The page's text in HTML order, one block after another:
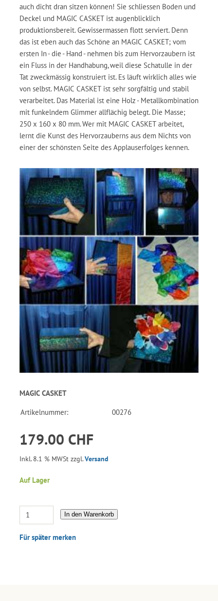
auch dicht dran sitzen können! Sie schliessen Boden und
Deckel und MAGIC CASKET ist augenblicklich
produktionsbereit. Gewissermassen flott serviert. Denn
das ist eben auch das Schöne an MAGIC CASKET; vom
ersten In - die - Hand - nehmen bis zum Hervorzaubern ist
ein Fluss in der Handhabung, weil diese Schatulle in der
Tat zweckmässig konstruiert ist. Es läuft wirklich alles wie
von selbst. MAGIC CASKET ist sehr sorgfältig und stabil
verarbeitet. Das Material ist eine Holz - Metallkombination
mit funkelndem Glimmer allflächig belegt. Die Masse;
250 x 160 x 80 mm. Wer mit MAGIC CASKET arbeitet,
lernt die Kunst des Hervorzauberns aus dem Nichts von
einer der schönsten Seite des Applauserfolges kennen.
MAGIC CASKET
Artikelnummer: 00276
179.00 CHF
Inkl. 8.1 % MWSt zzgl.Versand
Auf Lager
In den Warenkorb
Für später merken